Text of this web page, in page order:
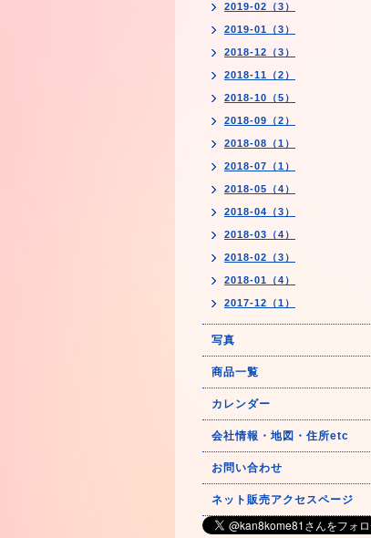
2019-02（3）
2019-01（3）
2018-12（3）
2018-11（2）
2018-10（5）
2018-09（2）
2018-08（1）
2018-07（1）
2018-05（4）
2018-04（3）
2018-03（4）
2018-02（3）
2018-01（4）
2017-12（1）
写真
商品一覧
カレンダー
会社情報・地図・住所etc
お問い合わせ
ネット販売アクセスページ